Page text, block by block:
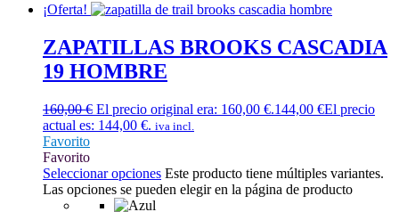
¡Oferta!
ZAPATILLAS BROOKS CASCADIA
19 HOMBRE
160,00€ El precio original era: 160,00 €.144,00 €El precio
actual es: 144,00 €. iva incl.
Favorito
Favorito
Seleccionar opciones Este producto tiene múltiples variantes.
Las opciones se pueden elegir en la página de producto